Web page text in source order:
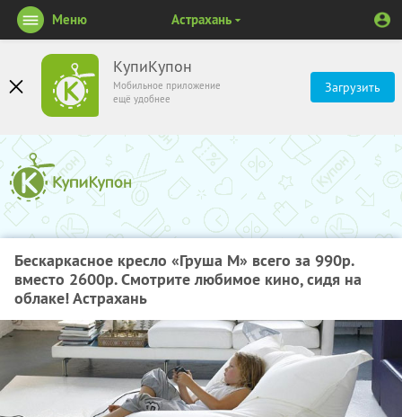
КупиКупон
Мобильное приложение
ещё удобнее
Загрузить
Меню Астрахань
Бескаркасное кресло «Груша М» всего за 990р.
вместо 2600р. Смотрите любимое кино, сидя на
облаке! Астрахань